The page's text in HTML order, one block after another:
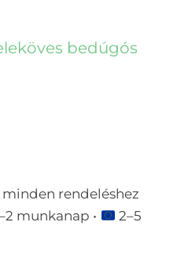
bedúgós
rendeléshez
munkanap •
2–5